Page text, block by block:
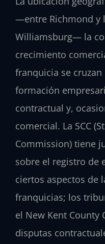
—entre Richmond y
Williamsburg— la
crecimiento
franquicia se
formación
contractual y,
comercial. La SCC
Commission) tiene
sobre el registro de
ciertos aspectos de
franquicias; los
el New Kent County
disputas